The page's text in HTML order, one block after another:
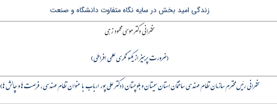
زندگی امید بخش در سایه نگاه متفاوت دانشگاه و صنعت
سخنرانی دکتر موسی محمود زهی
(ضرورت پرهیز از یکسو نگری علمی افراطی)
سخنرانی رئیس محترم سازمان نظام مهندسی ساختمان استان سیستان و بلوچستان (دکتر علی پور ارباب با عنوان نظام مهندسی، فرصت ها و چالش ها)